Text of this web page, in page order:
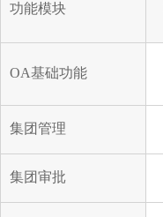
功能模块
OA基础功能
集团管理
集团审批